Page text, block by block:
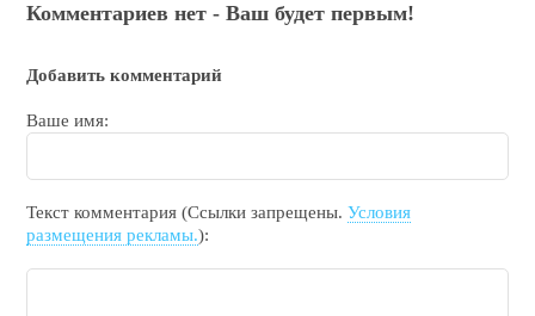
Комментариев нет - Ваш будет первым!
Добавить комментарий
Ваше имя:
Текст комментария (Ссылки запрещены.Условия
размещения рекламы.):